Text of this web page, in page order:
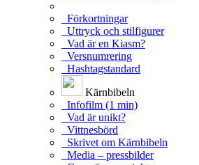
Förkortningar
Uttryck och stilfigurer
Vad är en Kiasm?
Versnumrering
Hashtagstandard
Kärnbibeln
Infofilm (1 min)
Vad är unikt?
Vittnesbörd
Skrivet om Kärnbibeln
Media – pressbilder